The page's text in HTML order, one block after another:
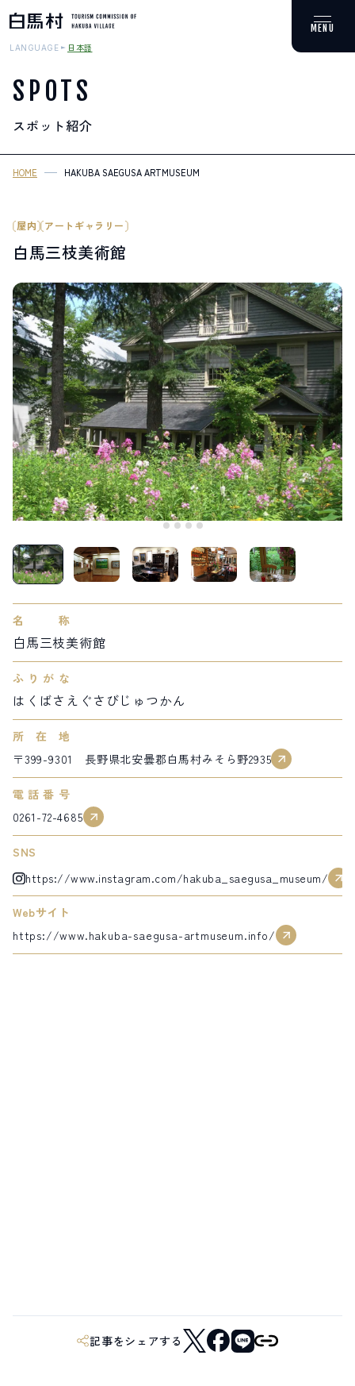
MOUNTAIN & TREKKING
登山・トレッキング
スキー場
HOT SPRING
温泉
SPOTS
スポット紹介
白馬村観光局インフォメーション
Snow Peak LAND STATION HAKUBA内
営業時間：9:00～17:00
TEL.0261-85-4210 / FAX.0261-85-4240
LIVE CAMERA
ライブカメラ
RECOMMENDATION
おすすめ情報
ABOUT HAKUBA
白馬村について
EVENTS
イベント情報
INFORMATION
お知らせ
MEISTER TOUR
マイスターツアー
STAY
宿泊施設
ACTIVITIES
アクティビティー
Hakuba Original
NORWAY VILLAGE
SEASONS
白馬村の季節
SHIONOMICHI
塩の道
FURUSATO TAX
ふるさと納税
サイト内検索
検索する
白馬村までのアクセス
プライバシーポリシー
LANGUAGE 日本語
SPOTS
スポット紹介
HOME HAKUBA SAEGUSA ARTMUSEUM
屋内 アートギャラリー
白馬三枝美術館
名称
白馬三枝美術館
ふりがな
はくばさえぐさびじゅつかん
所在地
〒399-9301 長野県北安曇郡白馬村みそら野2935
電話番号
0261-72-4685
SNS
https://www.instagram.com/hakuba_saegusa_museum/
Webサイト
https://www.hakuba-saegusa-artmuseum.info/
記事をシェアする